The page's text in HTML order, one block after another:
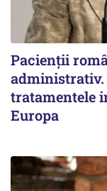
Pacienții
administrativ.
tratamentele
Europa